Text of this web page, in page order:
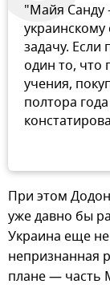
"Майя Санду
задачу. Если
один то, что
учения,
полтора
При этом
уже давно бы
Украина еще не
непризнанная
плане — часть